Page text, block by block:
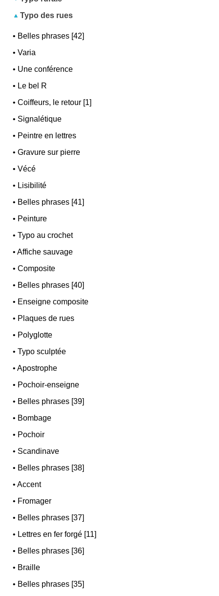
Typo des rues
• Belles phrases [42]
•Varia
• Une conférence
• Le bel R
•Coiffeurs, le retour [1]
• Signalétique
• Peintre en lettres
•Gravure sur pierre
•Vécé
• Lisibilité
• Belles phrases [41]
• Peinture
•Typo au crochet
•Affiche sauvage
•Composite
• Belles phrases [40]
• Enseigne composite
• Plaques de rues
• Polyglotte
•Typo sculptée
•Apostrophe
• Pochoir-enseigne
• Belles phrases [39]
• Bombage
• Pochoir
• Scandinave
• Belles phrases [38]
•Accent
• Fromager
• Belles phrases [37]
• Lettres en fer forgé [11]
• Belles phrases [36]
• Braille
• Belles phrases [35]